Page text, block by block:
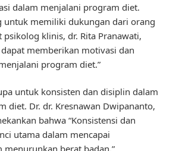
dalam menjalani program diet.
untuk memiliki dukungan dari orang
klinis, dr. Rita Pranawati,
memberikan motivasi dan
program diet.”
untuk konsisten dan disiplin dalam
diet. Dr. dr. Kresnawan Dwipananto,
bahwa “Konsistensi dan
utama dalam mencapai